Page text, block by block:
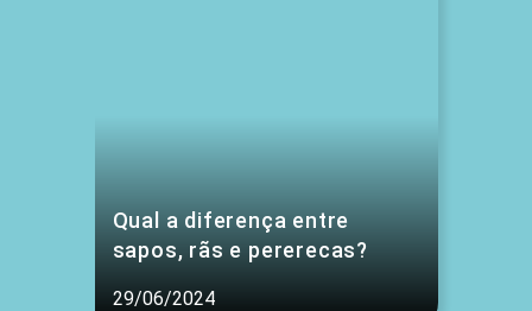
Qual a diferença entre
sapos, rãs e pererecas?
29/06/2024